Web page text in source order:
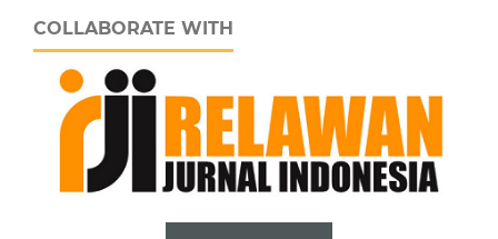
COLLABORATE WITH